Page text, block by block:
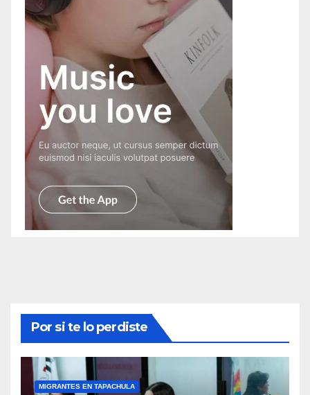
Por si te lo perdiste
MIGRANTES EN TAPACHULA